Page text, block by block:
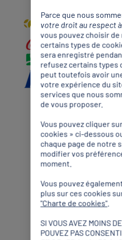
Partenaires
Partenaires
Parce que nous
votre droit au respect
vous pouvez choisir
certains types de
sera enregistré
refusez certains types
peut toutefois avoir
votre expérience du
services que nous
de vous proposer.
Vous pouvez cliquer
cookies » ci-dessous
chaque page de notre
modifier vos
moment.
Vous pouvez
plus sur ces cookies
"Charte de cookies".
SI VOUS AVEZ MOINS
POUVEZ PAS